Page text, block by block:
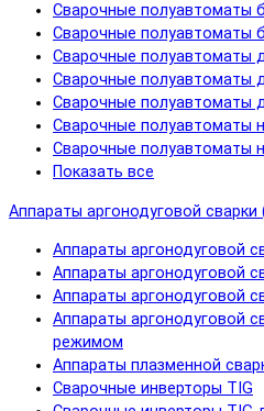
Сварочные полуавтоматы
Сварочные полуавтоматы
Сварочные полуавтоматы
Сварочные полуавтоматы
Сварочные полуавтоматы
Сварочные полуавтоматы
Сварочные полуавтоматы
Показать все
Аппараты аргонодуговой сварки
Аппараты аргонодуговой
Аппараты аргонодуговой
Аппараты аргонодуговой
Аппараты аргонодуговой
режимом
Аппараты плазменной
Сварочные инверторы TIG